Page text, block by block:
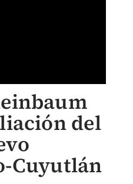
del
Cuyutlán